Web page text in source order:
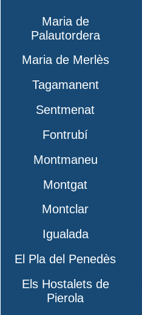
Maria de
Palautordera
Maria de Merlès
Tagamanent
Sentmenat
Fontrubí
Montmaneu
Montgat
Montclar
Igualada
El Pla del Penedès
Els Hostalets de
Pierola